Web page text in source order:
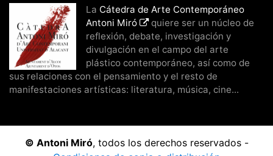
La Cátedra de Arte Contemporáneo
Antoni Miró
quiere ser un núcleo de
reflexión, debate, investigación y
divulgación en el campo del arte
plástico contemporáneo, así como de
sus relaciones con el pensamiento y el resto de
manifestaciones artísticas: literatura, música, cine...
© Antoni Miró, todos los derechos reservados -